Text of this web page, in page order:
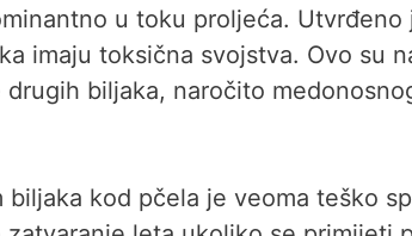
u toku proljeća.
imaju toksična svojstva. Ovo su
biljaka, naročito
biljaka kod pčela je veoma teško